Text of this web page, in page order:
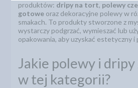
produktów: dripy na tort, polewy
gotowe oraz dekoracyjne polewy w
smakach. To produkty stworzone z
wystarczy podgrzać, wymieszać lub
opakowania, aby uzyskać estetyczny
Jakie polewy i
w tej kategorii?